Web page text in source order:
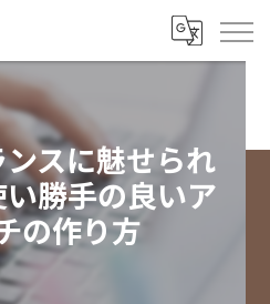
スに魅せられ
勝手の良いア
の作り方